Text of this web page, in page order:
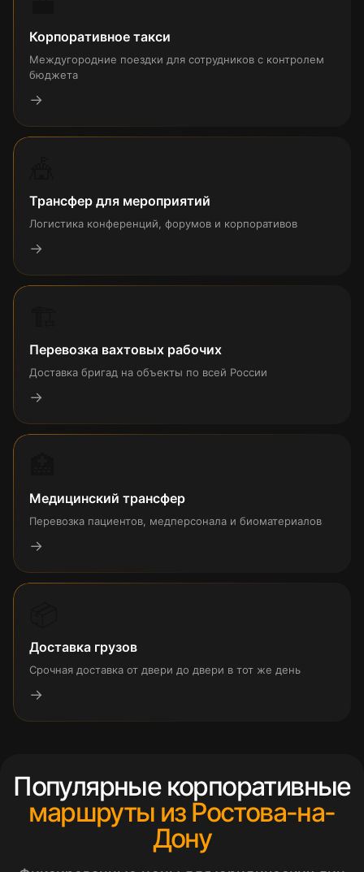
Корпоративное такси
Междугородние поездки для сотрудников с контролем
бюджета
→
Трансфер для мероприятий
Логистика конференций, форумов и корпоративов
→
Перевозка вахтовых рабочих
Доставка бригад на объекты по всей России
→
Медицинский трансфер
Перевозка пациентов, медперсонала и биоматериалов
→
Доставка грузов
Срочная доставка от двери до двери в тот же день
→
Популярные корпоративные
маршруты из Ростова-на-
Дону